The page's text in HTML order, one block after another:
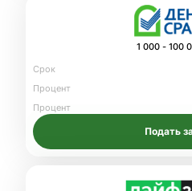
1 000 - 100
Срок
Процент
Процент
Подать